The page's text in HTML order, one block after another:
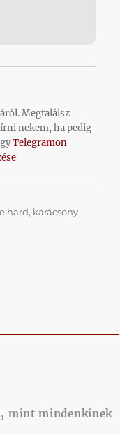
Megtalálsz
nekem, ha pedig
Telegramon
hard, karácsony
mint mindenkinek